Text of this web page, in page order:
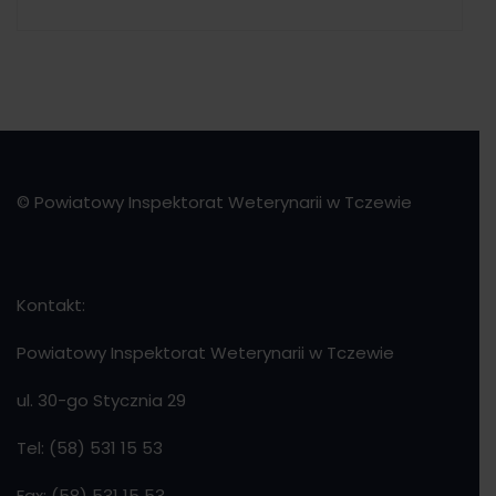
© Powiatowy Inspektorat Weterynarii w Tczewie
Kontakt:
Powiatowy Inspektorat Weterynarii w Tczewie
ul. 30-go Stycznia 29
Tel: (58) 531 15 53